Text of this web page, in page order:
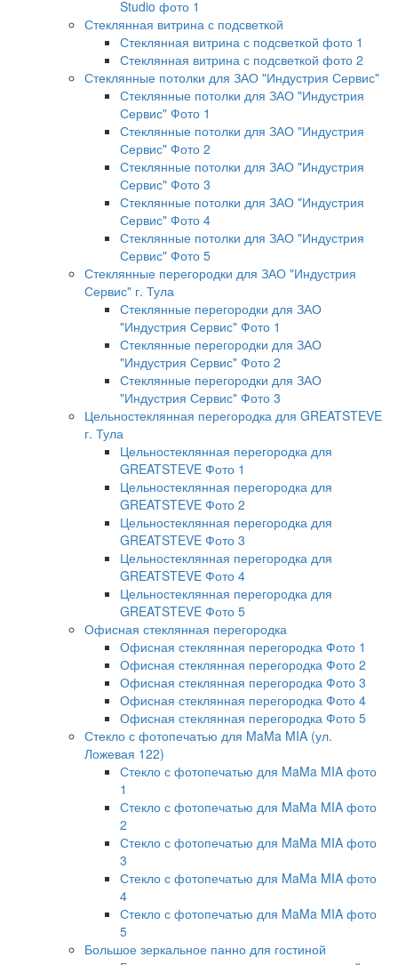
Studio фото 1
Стеклянная витрина с подсветкой
Стеклянная витрина с подсветкой фото 1
Стеклянная витрина с подсветкой фото 2
Стеклянные потолки для ЗАО "Индустрия Сервис"
Стеклянные потолки для ЗАО "Индустрия
Сервис" Фото 1
Стеклянные потолки для ЗАО "Индустрия
Сервис" Фото 2
Стеклянные потолки для ЗАО "Индустрия
Сервис" Фото 3
Стеклянные потолки для ЗАО "Индустрия
Сервис" Фото 4
Стеклянные потолки для ЗАО "Индустрия
Сервис" Фото 5
Стеклянные перегородки для ЗАО "Индустрия
Сервис" г. Тула
Стеклянные перегородки для ЗАО
"Индустрия Сервис" Фото 1
Стеклянные перегородки для ЗАО
"Индустрия Сервис" Фото 2
Стеклянные перегородки для ЗАО
"Индустрия Сервис" Фото 3
Цельностеклянная перегородка для GREATSTEVE
г. Тула
Цельностеклянная перегородка для
GREATSTEVE Фото 1
Цельностеклянная перегородка для
GREATSTEVE Фото 2
Цельностеклянная перегородка для
GREATSTEVE Фото 3
Цельностеклянная перегородка для
GREATSTEVE Фото 4
Цельностеклянная перегородка для
GREATSTEVE Фото 5
Офисная стеклянная перегородка
Офисная стеклянная перегородка Фото 1
Офисная стеклянная перегородка Фото 2
Офисная стеклянная перегородка Фото 3
Офисная стеклянная перегородка Фото 4
Офисная стеклянная перегородка Фото 5
Стекло с фотопечатью для MaMa MIA (ул.
Ложевая 122)
Стекло с фотопечатью для MaMa MIA фото
1
Стекло с фотопечатью для MaMa MIA фото
2
Стекло с фотопечатью для MaMa MIA фото
3
Стекло с фотопечатью для MaMa MIA фото
4
Стекло с фотопечатью для MaMa MIA фото
5
Большое зеркальное панно для гостиной